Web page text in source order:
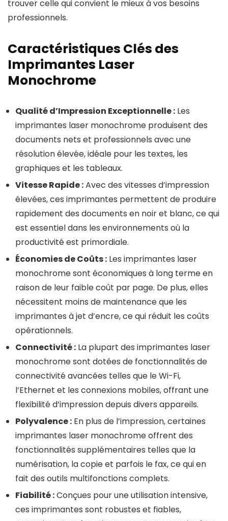
trouver celle qui convient le mieux à vos besoins
professionnels.
Caractéristiques Clés des
Imprimantes Laser
Monochrome
Qualité d’Impression Exceptionnelle : Les
imprimantes laser monochrome produisent des
documents nets et professionnels avec une
résolution élevée, idéale pour les textes, les
graphiques et les tableaux.
Vitesse Rapide :Avec des vitesses d’impression
élevées, ces imprimantes permettent de produire
rapidement des documents en noir et blanc, ce qui
est essentiel dans les environnements où la
productivité est primordiale.
Économies de Coûts : Les imprimantes laser
monochrome sont économiques à long terme en
raison de leur faible coût par page. De plus, elles
nécessitent moins de maintenance que les
imprimantes à jet d’encre, ce qui réduit les coûts
opérationnels.
Connectivité : La plupart des imprimantes laser
monochrome sont dotées de fonctionnalités de
connectivité avancées telles que le Wi-Fi,
l’Ethernet et les connexions mobiles, offrant une
flexibilité d’impression depuis divers appareils.
Polyvalence : En plus de l’impression, certaines
imprimantes laser monochrome offrent des
fonctionnalités supplémentaires telles que la
numérisation, la copie et parfois le fax, ce qui en
fait des outils multifonctions complets.
Fiabilité :Conçues pour une utilisation intensive,
ces imprimantes sont robustes et fiables,